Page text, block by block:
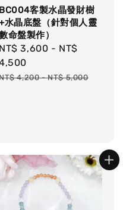
BC004客製水晶發財樹
水晶底盤（針對個人靈
命盤製作）
Sale
NT$ 3,600 - NT$
4,200-NT$ 5,000